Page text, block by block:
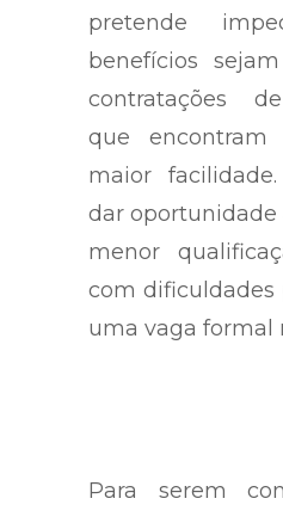
pretende
benefícios
contratações
que encontram
maior
dar oportunidade
menor
com dificuldades
uma vaga formal
Para serem